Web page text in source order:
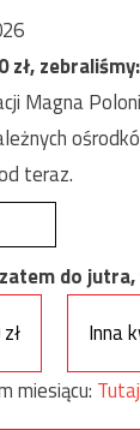
zł, zebraliśmy:
Magna
teraz.
do
Inna
miesiącu: Tutaj